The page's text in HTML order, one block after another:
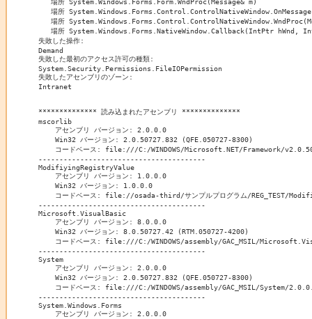
場所
場所
場所 System.Windows.Forms.NativeWindow.Callback(IntPtr hWnd,
失敗した操作:
Demand
失敗した最初のアクセス許可の種類:
System.Security.Permissions.FileIOPermission
失敗したアセンブリのゾーン:
Intranet
************** 読み込まれたアセンブリ **************
mscorlib
    アセンブリ バージョン: 2.0.0.0
    Win32 バージョン: 2.0.50727.832 (QFE.050727-8300)
コードベース: file:///C:/WINDOWS/Microsoft.NET/Framework/
----------------------------------------
ModifiyingRegistryValue
    アセンブリ バージョン: 1.0.0.0
    Win32 バージョン: 1.0.0.0
コードベース: file://osada-third/サンプルプログラム/REG_TEST/
----------------------------------------
Microsoft.VisualBasic
    アセンブリ バージョン: 8.0.0.0
    Win32 バージョン: 8.0.50727.42 (RTM.050727-4200)
コードベース: file:///C:/WINDOWS/assembly/GAC_MSIL/
----------------------------------------
System
    アセンブリ バージョン: 2.0.0.0
    Win32 バージョン: 2.0.50727.832 (QFE.050727-8300)
コードベース: file:///C:/WINDOWS/assembly/GAC_MSIL/System/
----------------------------------------
System.Windows.Forms
    アセンブリ バージョン: 2.0.0.0